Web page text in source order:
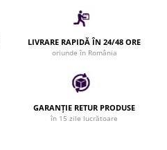
LIVRARE RAPIDĂ ÎN 24/48 ORE
oriunde în România
GARANȚIE RETUR PRODUSE
în 15 zile lucrătoare